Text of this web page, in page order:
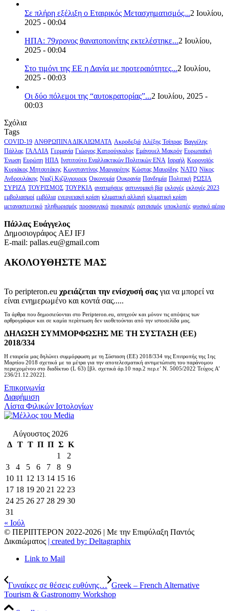
Σε πλήρη εξέλιξη ο Εταιρικός Μετασχηματισμός...2 Ιουλίου,
2025 - 00:04
ΗΠΑ: 79χρονος θανατοποινίτης εκτελέστηκε...2 Ιουλίου,
2025 - 00:04
Στο τιμόνι της ΕΕ η Δανία με προτεραιότητες...2 Ιουλίου,
2025 - 00:03
Οι δύο πόλεμοι της “αυτοκρατορίας”...2 Ιουλίου, 2025 -
00:03
Σχόλια
Tags
COVID-19 ΑΝΘΡΩΠΙΝΑ ΔΙΚΑΙΩΜΑΤΑ Ακροδεξιά Αλέξης Τσίπρας Βαγγέλης
Πάλλας ΓΑΛΛΙΑ Γερμανία Γιώργος Κατρούγκαλος Εμάνουελ Μακρόν Ευρωπαϊκή
Ένωση Ευρώπη ΗΠΑ Ινστιτούτο Εναλλακτικών Πολιτικών ΕΝΑ Ισραήλ Κορονοϊός
Κυριάκος Μητσοτάκης Κωνσταντίνος Μαργαρίτης Κώστας Μαυρίδης ΝΑΤΟ Νίκος
Ανδρουλάκης Νιαζί Κιζίλγιουρεκ Οικονομία Ουκρανία Πανδημία Πολιτική ΡΩΣΙΑ
ΣΥΡΙΖΑ ΤΟΥΡΙΣΜΟΣ ΤΟΥΡΚΙΑ ανατιμήσεις αστυνομική βία εκλογές εκλογές 2023
εμβολιασμοί εμβόλια ενεργειακή κρίση κλιματική αλλαγή κλιματική κρίση
μεταναστευτικό πληθωρισμός προσφυγικό πυρκαγιές ρατσισμός υποκλοπές φυσικό αέριο
Πάλλας Ευάγγελος
Δημοσιογράφος AEJ ΙFJ
E-mail: pallas.eu@gmail.com
ΑΚΟΛΟΥΘΗΣΤΕ ΜΑΣ
Το peripteron.eu χρειάζεται την ενίσχυσή σας για να μπορεί να
είναι ενημερωμένο και κοντά σας.....
Τα άρθρα που δημοσιεύονται στο Peripteron.eu, απηχούν και μόνον τις απόψεις των
αρθρογράφων και σε καμία περίπτωση δεν υιοθετούνται από την ιστοσελίδα μας.
ΔΗΛΩΣΗ ΣΥΜΜΟΡΦΩΣΗΣ ΜΕ ΤΗ ΣΥΣΤΑΣΗ (ΕΕ)
2018/334
Η εταιρεία μας δηλώνει συμμόρφωση με τη Σύσταση (ΕΕ) 2018/334 της Επιτροπής της 1ης
Μαρτίου 2018 σχετικά με τα μέτρα για την αποτελεσματική αντιμετώπιση του παράνομου
περιεχομένου στο διαδίκτυο (L 63) [βλ. σχετικά άρ.10 παρ.2 περ.ε’ Ν. 5005/2022 Τεύχος A’
236/21.12.2022].
Επικοινωνία
Διαφήμιση
Λίστα Φιλικών Ιστολογίων
Αύγουστος 2026
Δ Τ Τ Π Π Σ Κ
1
2
3
4 5 6 7 8
9
10 11 12 13 14 15 16
17 18 19 20 21 22 23
24 25 26 27 28 29 30
31
« Ιούλ
© ΠΕΡΙΠΤΕΡΟΝ 2022-2026 | Με την Επιφύλαξη Παντός
Δικαιώματος | created by: Deltagraphix
Link to Mail
Γυναίκες σε θέσεις ευθύνης… Greek – French Alternative
Tourism & Gastronomy Workshop